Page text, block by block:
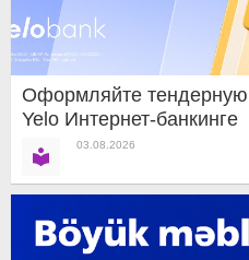
Оформляйте тендерную
Yelo Интернет-банкинге
03.08.2026